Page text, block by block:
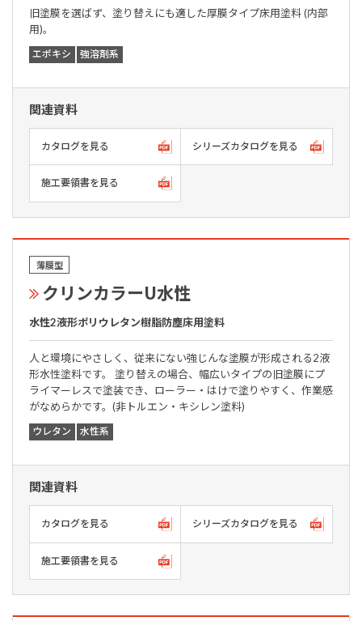
旧塗膜を選ばず、塗り替えにも適した厚膜タイプ床用塗料 (内部
用)。
エポキシ 強溶剤系
関連資料
カタログを見る シリーズカタログを見る
施工要領書を見る
薄膜型
クリンカラーU水性
水性2液形ポリウレタン樹脂防塵床用塗料
人と環境にやさしく、従来にない強じんな塗膜が形成される2液
形水性塗料です。 塗り替えの場合、幅広いタイプの旧塗膜にプ
ライマーレスで塗装でき、ローラー・はけで塗りやすく、作業感
がなめらかです。(非トルエン・キシレン塗料)
ウレタン 水性系
関連資料
カタログを見る シリーズカタログを見る
施工要領書を見る